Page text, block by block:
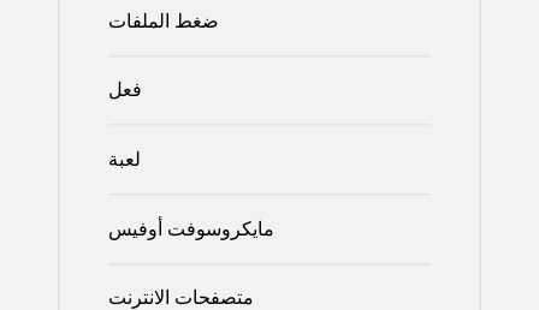
ضغط الملفات
فعل
لعبة
مايكروسوفت أوفيس
متصفحات الانترنت